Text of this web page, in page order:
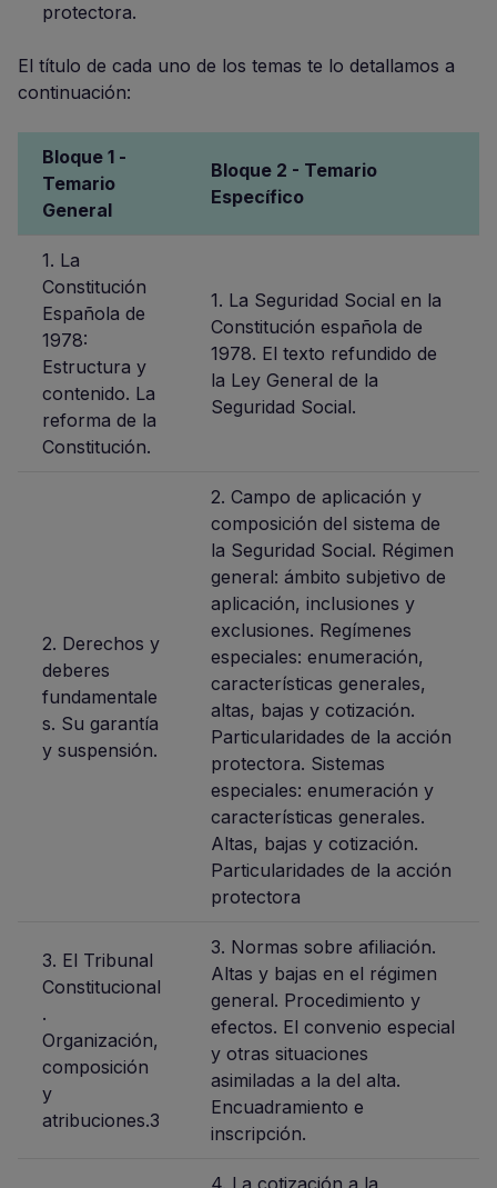
protectora.
El título de cada uno de los temas te lo detallamos a
continuación:
Bloque 1 -
Temario
General
Bloque 2 - Temario
Específico
1. La
Constitución
Española de
1978:
Estructura y
contenido. La
reforma de la
Constitución.
1. La Seguridad Social en la
Constitución española de
1978. El texto refundido de
la Ley General de la
Seguridad Social.
2. Derechos y
deberes
fundamentale
s. Su garantía
y suspensión.
2. Campo de aplicación y
composición del sistema de
la Seguridad Social. Régimen
general: ámbito subjetivo de
aplicación, inclusiones y
exclusiones. Regímenes
especiales: enumeración,
características generales,
altas, bajas y cotización.
Particularidades de la acción
protectora. Sistemas
especiales: enumeración y
características generales.
Altas, bajas y cotización.
Particularidades de la acción
protectora
3. El Tribunal
Constitucional
.
Organización,
composición
y
atribuciones.3
3. Normas sobre afiliación.
Altas y bajas en el régimen
general. Procedimiento y
efectos. El convenio especial
y otras situaciones
asimiladas a la del alta.
Encuadramiento e
inscripción.
4. La cotización a la